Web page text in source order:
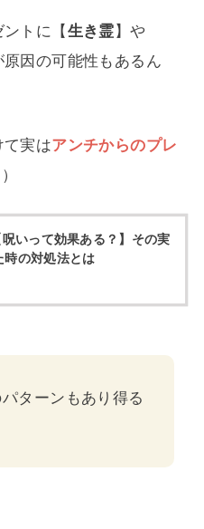
トに【生き霊】や
因の可能性もあるん
実はアンチからのプレ
呪いって効果ある？】その実
時の対処法とは
ターンもあり得る